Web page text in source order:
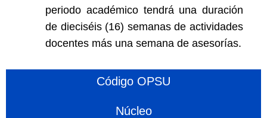
periodo académico tendrá una duración
de dieciséis (16) semanas de actividades
docentes más una semana de asesorías.
Código OPSU
Núcleo